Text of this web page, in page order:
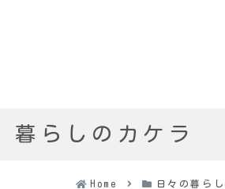
暮らしのカケラ
Home 日々の暮らし